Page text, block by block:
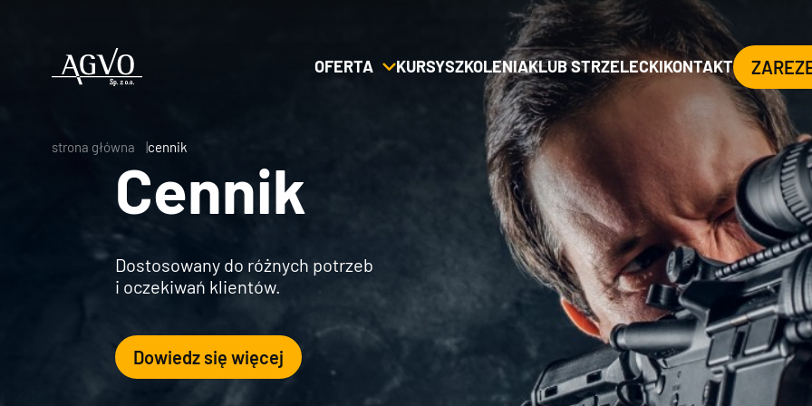
Header
OFERTA KURSYSZKOLENIAKLUB STRZELECKIKONTAKT
strona główna cennik
Cennik
Dostosowany do różnych potrzeb
i oczekiwań klientów.
Dowiedz się więcej